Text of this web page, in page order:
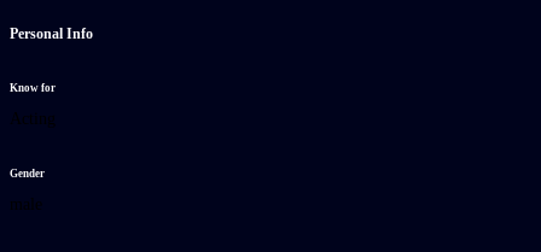
Personal Info
Know for
Acting
Gender
male